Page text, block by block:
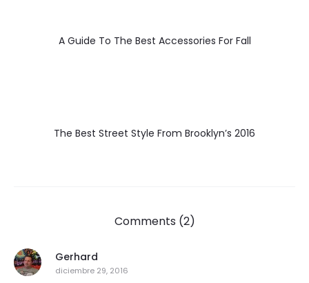
A Guide To The Best Accessories For Fall
The Best Street Style From Brooklyn’s 2016
Comments (2)
Gerhard
diciembre 29, 2016